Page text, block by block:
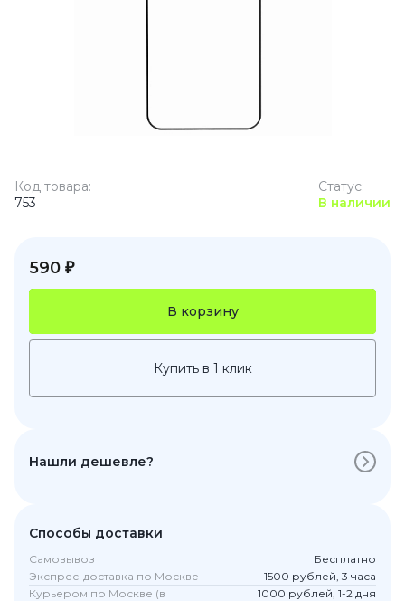
Статус:
В наличии
Код товара:
753
590 ₽
В корзину
Купить в 1 клик
Нашли дешевле?
Способы доставки
Самовывоз
Бесплатно
Экспрес-доставка по Москве
1500 рублей, 3 часа
Курьером по Москве (в
1000 рублей, 1-2 дня